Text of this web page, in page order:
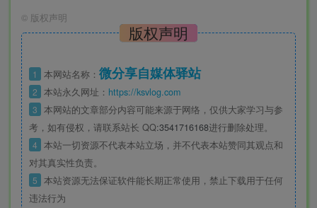
© 版权声明
版权声明
1 本网站名称： 微分享自媒体驿站
2 本站永久网址： https://ksvlog.com
3 本网站的文章部分内容可能来源于网络，仅供大家学习与参
考，如有侵权，请联系站长 QQ:3541716168进行删除处理。
4 本站一切资源不代表本站立场，并不代表本站赞同其观点和
对其真实性负责。
5 本站资源无法保证软件能长期正常使用，禁止下载用于任何
违法行为